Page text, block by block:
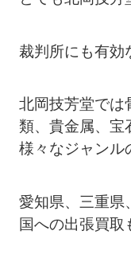
裁判所にも有効
北岡技芳堂では
類、貴金属、宝
様々なジャンル
愛知県、三重県
国への出張買取